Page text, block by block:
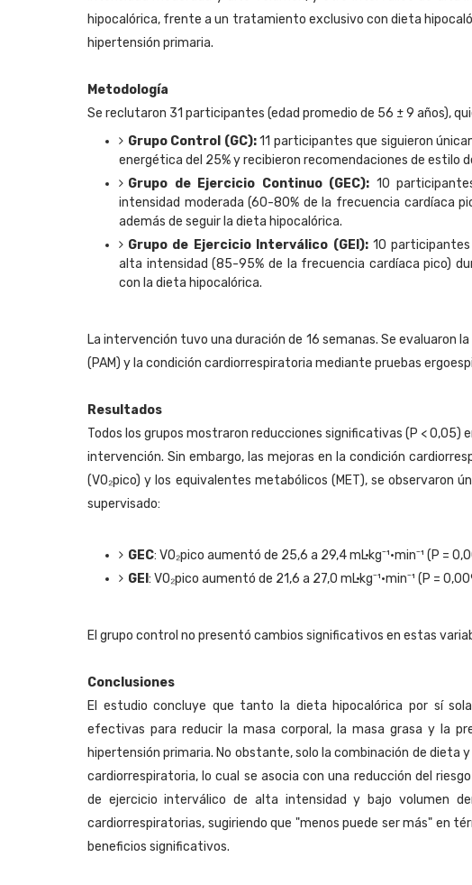
hipocalórica, frente a un tratamiento exclusivo con dieta
hipertensión primaria.
Metodología
Se reclutaron 31 participantes (edad promedio de 56 ± 9 años),
Grupo Control (GC):11 participantes que siguieron
energética del 25% y recibieron recomendaciones de estilo
Grupo de Ejercicio Continuo (GEC): 10
intensidad moderada (60-80% de la frecuencia cardíaca
además de seguir la dieta hipocalórica.
Grupo de Ejercicio Interválico (GEI): 10
alta intensidad (85-95% de la frecuencia cardíaca pico)
con la dieta hipocalórica.
La intervención tuvo una duración de 16 semanas. Se evaluaron
(PAM) y la condición cardiorrespiratoria mediante pruebas
Resultados
Todos los grupos mostraron reducciones significativas (P < 0,05)
intervención. Sin embargo, las mejoras en la condición
(VO₂pico) y los equivalentes metabólicos (MET), se observaron
supervisado:
GEC: VO₂pico aumentó de 25,6 a 29,4 mL·kg⁻¹·min⁻¹ (P =
GEI : VO₂pico aumentó de 21,6 a 27,0 mL·kg⁻¹·min⁻¹ (P =
El grupo control no presentó cambios significativos en estas
Conclusiones
El estudio concluye que tanto la dieta hipocalórica por sí
efectivas para reducir la masa corporal, la masa grasa y la
hipertensión primaria. No obstante, solo la combinación de
cardiorrespiratoria, lo cual se asocia con una reducción del
de ejercicio interválico de alta intensidad y bajo volumen
cardiorrespiratorias, sugiriendo que "menos puede ser más" en
beneficios significativos.